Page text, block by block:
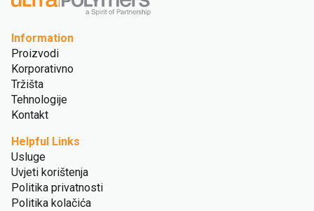
Information
Proizvodi
Korporativno
Tržišta
Tehnologije
Kontakt
Helpful Links
Usluge
Uvjeti korištenja
Politika privatnosti
Politika kolačića